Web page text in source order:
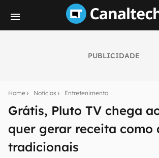
PUBLICIDADE
Home Notícias Entretenimento
Grátis, Pluto TV chega
quer gerar receita como
tradicionais
notícias e reviews sobre tecnologia
mão.
E-mail